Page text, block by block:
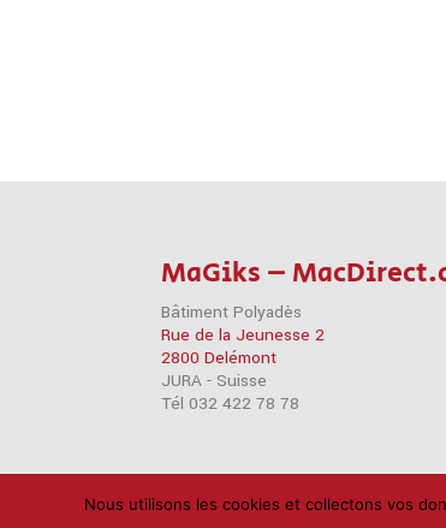
MaGiks –
Bâtiment Polyadès
Rue de la Jeunesse 2
2800 Delémont
JURA - Suisse
Tél 032 422 78 78
Nous utilisons les cookies et collectons vos